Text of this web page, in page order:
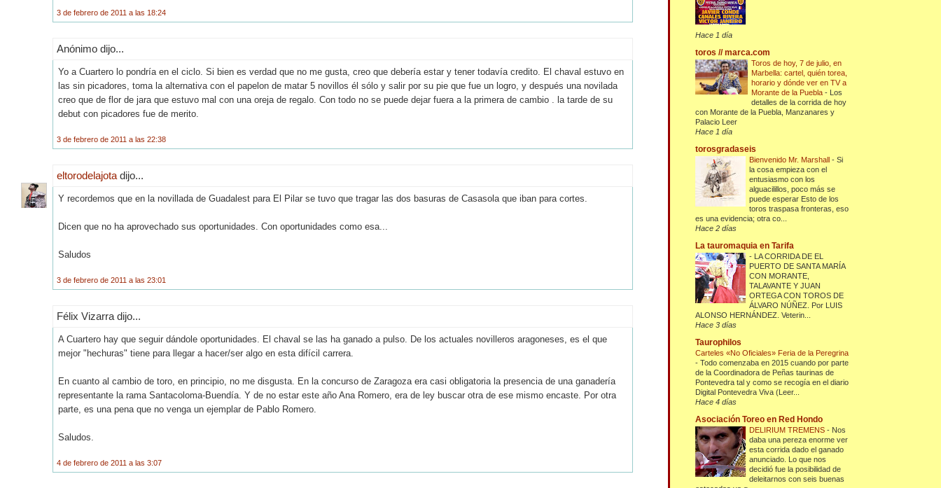
3 de febrero de 2011 a las 18:24
Anónimo dijo...
Yo a Cuartero lo pondría en el ciclo. Si bien es verdad que no me gusta, creo que debería estar y tener todavía credito. El chaval estuvo en
las sin picadores, toma la alternativa con el papelon de matar 5 novillos él sólo y salir por su pie que fue un logro, y después una novilada
creo que de flor de jara que estuvo mal con una oreja de regalo. Con todo no se puede dejar fuera a la primera de cambio . la tarde de su
debut con picadores fue de merito.
3 de febrero de 2011 a las 22:38
eltorodelajota dijo...
Y recordemos que en la novillada de Guadalest para El Pilar se tuvo que tragar las dos basuras de Casasola que iban para cortes.
Dicen que no ha aprovechado sus oportunidades. Con oportunidades como esa...
Saludos
3 de febrero de 2011 a las 23:01
Félix Vizarra dijo...
A Cuartero hay que seguir dándole oportunidades. El chaval se las ha ganado a pulso. De los actuales novilleros aragoneses, es el que
mejor "hechuras" tiene para llegar a hacer/ser algo en esta difícil carrera.
En cuanto al cambio de toro, en principio, no me disgusta. En la concurso de Zaragoza era casi obligatoria la presencia de una ganadería
representante la rama Santacoloma-Buendía. Y de no estar este año Ana Romero, era de ley buscar otra de ese mismo encaste. Por otra
parte, es una pena que no venga un ejemplar de Pablo Romero.
Saludos.
4 de febrero de 2011 a las 3:07
Hace 1 día
toros // marca.com
Toros de hoy, 7 de julio, en
Marbella: cartel, quién torea,
horario y dónde ver en TV a
Morante de la Puebla- Los
detalles de la corrida de hoy
con Morante de la Puebla, Manzanares y
Palacio Leer
Hace 1 día
torosgradaseis
Bienvenido Mr. Marshall-Si
la cosa empieza con el
entusiasmo con los
alguacilillos, poco más se
puede esperar Esto de los
toros traspasa fronteras, eso
es una evidencia; otra co...
Hace 2 días
La tauromaquia en Tarifa
- LA CORRIDA DE EL
PUERTO DE SANTA MARÍA
CON MORANTE,
TALAVANTE Y JUAN
ORTEGA CON TOROS DE
ÁLVARO NÚÑEZ. Por LUIS
ALONSO HERNÁNDEZ. Veterin...
Hace 3 días
Taurophilos
Carteles «No Oficiales» Feria de la Peregrina
-Todo comenzaba en 2015 cuando por parte
de la Coordinadora de Peñas taurinas de
Pontevedra tal y como se recogía en el diario
Digital Pontevedra Viva (Leer...
Hace 4 días
Asociación Toreo en Red Hondo
DELIRIUM TREMENS- Nos
daba una pereza enorme ver
esta corrida dado el ganado
anunciado. Lo que nos
decidió fue la posibilidad de
deleitarnos con seis buenas